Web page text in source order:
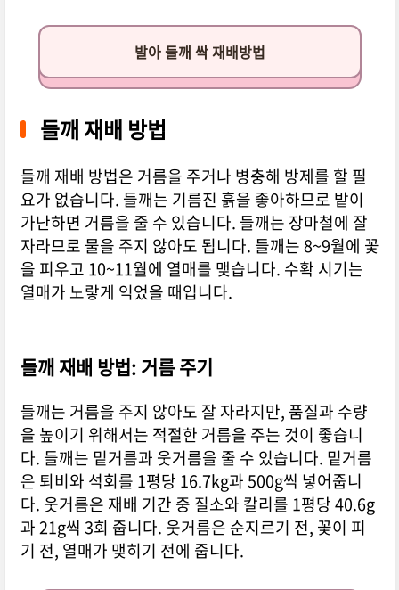
발아 들깨 싹 재배방법
들깨 재배 방법
들깨 재배 방법은 거름을 주거나 병충해 방제를 할 필
요가 없습니다. 들깨는 기름진 흙을 좋아하므로 밭이
가난하면 거름을 줄 수 있습니다. 들깨는 장마철에 잘
자라므로 물을 주지 않아도 됩니다. 들깨는 8~9월에 꽃
을 피우고 10~11월에 열매를 맺습니다. 수확 시기는
열매가 노랗게 익었을 때입니다.
들깨 재배 방법: 거름 주기
들깨는 거름을 주지 않아도 잘 자라지만, 품질과 수량
을 높이기 위해서는 적절한 거름을 주는 것이 좋습니
다. 들깨는 밑거름과 웃거름을 줄 수 있습니다. 밑거름
은 퇴비와 석회를 1평당 16.7kg과 500g씩 넣어줍니
다. 웃거름은 재배 기간 중 질소와 칼리를 1평당 40.6g
과 21g씩 3회 줍니다. 웃거름은 순지르기 전, 꽃이 피
기 전, 열매가 맺히기 전에 줍니다.